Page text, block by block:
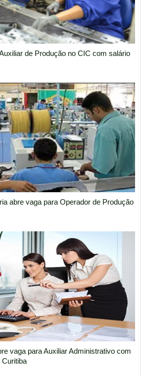
de Produção no CIC com salário
abre vaga para Operador de Produção
vaga para Auxiliar Administrativo com
Curitiba